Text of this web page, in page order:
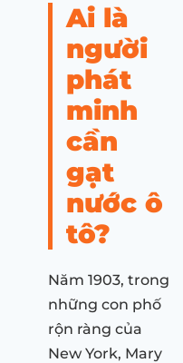
Ai là
người
phát
minh
cần
gạt
nước ô
tô?
Năm 1903, trong
những con phố
rộn ràng của
New York, Mary